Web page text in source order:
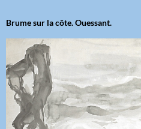
Brume sur la côte. Ouessant.